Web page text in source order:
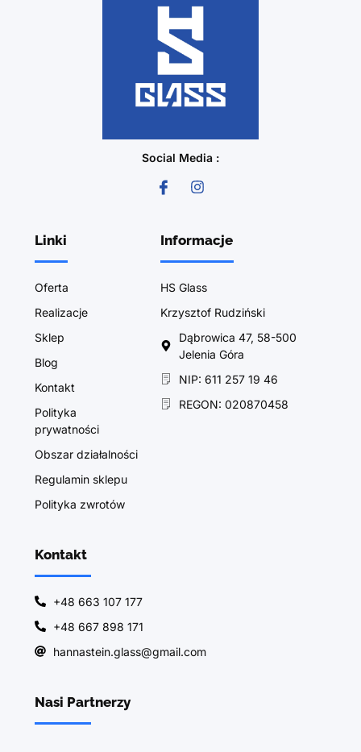
Social Media :
Linki
Oferta
Realizacje
Sklep
Blog
Kontakt
Polityka
prywatności
Obszar działalności
Regulamin sklepu
Polityka zwrotów
Informacje
HS Glass
Krzysztof Rudziński
Dąbrowica 47, 58-500
Jelenia Góra
NIP: 611 257 19 46
REGON: 020870458
Kontakt
+48 663 107 177
+48 667 898 171
hannastein.glass@gmail.com
Nasi Partnerzy